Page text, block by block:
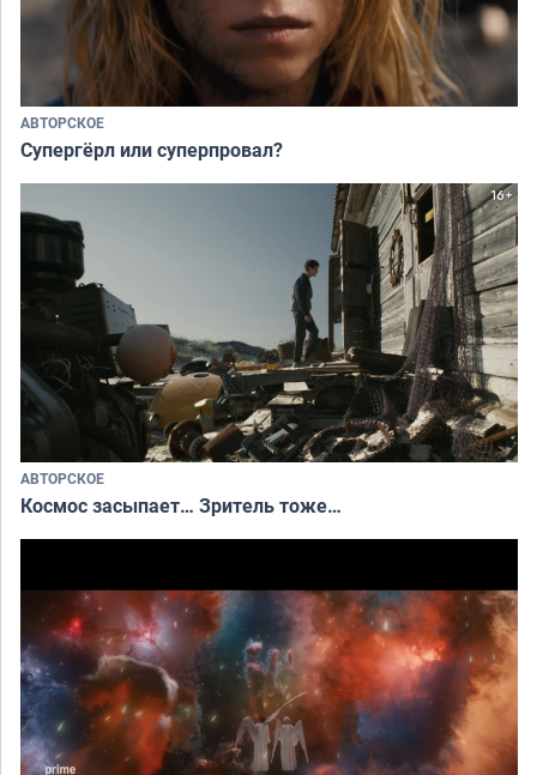
АВТОРСКОЕ
Супергёрл или суперпровал?
АВТОРСКОЕ
Космос засыпает… Зритель тоже…